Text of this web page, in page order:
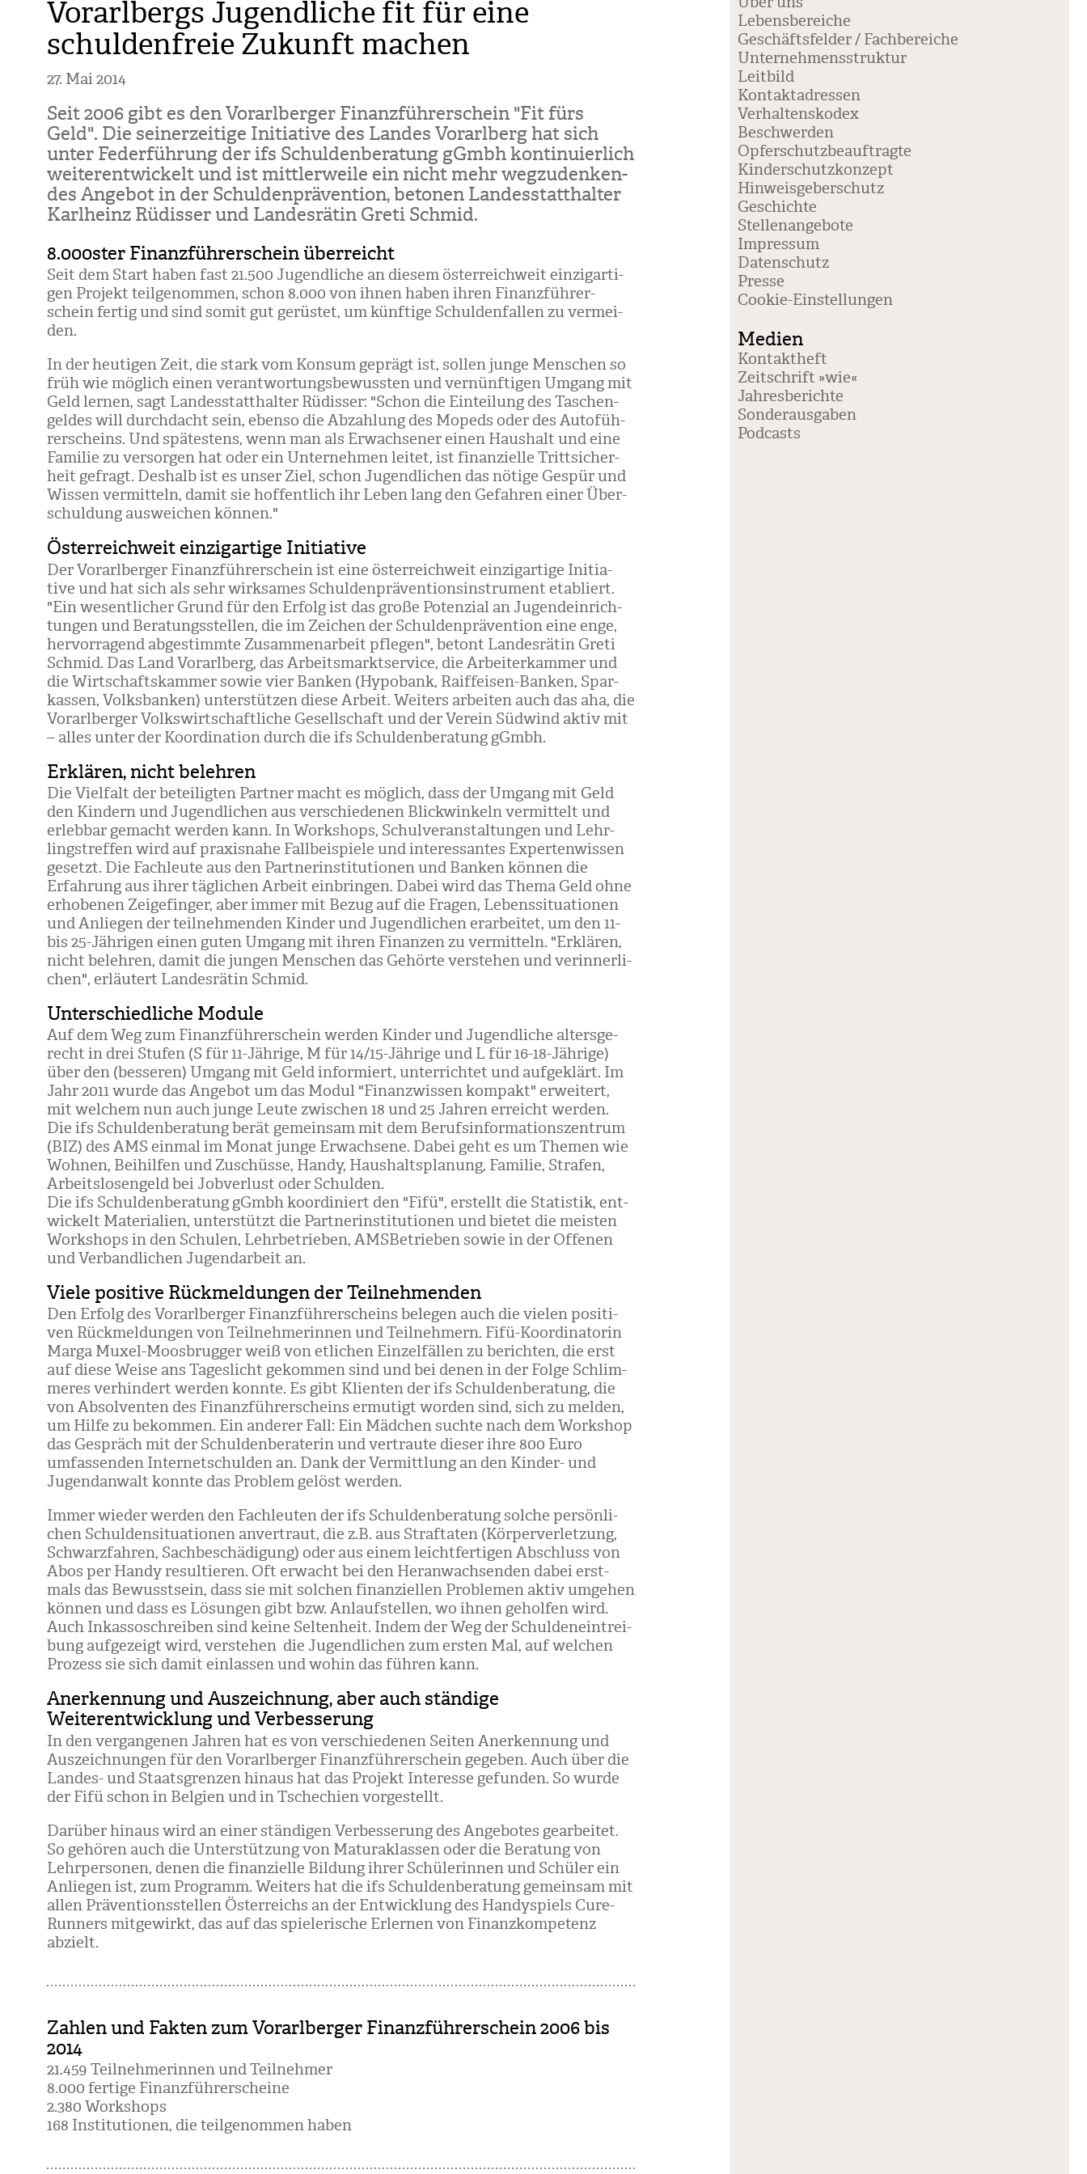
Vorarlbergs Jugendliche fit für eine
schuldenfreie Zukunft machen
27. Mai 2014
Seit 2006 gibt es den Vor­arl­ber­ger Finanz­füh­rer­schein "Fit fürs
Geld". Die sei­ner­zei­tige Initia­tive des Lan­des Vor­arl­berg hat sich
unter Feder­füh­rung der ifs Schul­den­be­ra­tung gGmbh kon­ti­nu­ier­lich
wei­ter­ent­wi­ckelt und ist mitt­ler­weile ein nicht mehr weg­zu­den­ken­
des Ange­bot in der Schul­den­prä­ven­tion, beto­nen Lan­des­statt­hal­ter
Karl­heinz Rüdis­ser und Lan­des­rä­tin Greti Schmid.
8.000ster Finanzführerschein überreicht
Seit dem Start haben fast 21.500 Jugend­li­che an die­sem öster­reich­weit ein­zig­ar­ti­
gen Pro­jekt teil­ge­nom­men, schon 8.000 von ihnen haben ihren Finanz­füh­rer­
schein fer­tig und sind somit gut gerüs­tet, um künf­tige Schul­den­fal­len zu ver­mei­
den.
In der heu­ti­gen Zeit, die stark vom Kon­sum geprägt ist, sol­len junge Men­schen so
früh wie mög­lich einen ver­ant­wor­tungs­be­wuss­ten und ver­nünf­ti­gen Umgang mit
Geld ler­nen, sagt Lan­des­statt­hal­ter Rüdis­ser: "Schon die Ein­tei­lung des Taschen­
gel­des will durch­dacht sein, ebenso die Abzah­lung des Mopeds oder des Auto­füh­
rer­scheins. Und spä­tes­tens, wenn man als Erwach­se­ner einen Haus­halt und eine
Fami­lie zu ver­sor­gen hat oder ein Unter­neh­men lei­tet, ist finan­zi­elle Tritt­si­cher­
heit gefragt. Des­halb ist es unser Ziel, schon Jugend­li­chen das nötige Gespür und
Wis­sen ver­mit­teln, damit sie hof­fent­lich ihr Leben lang den Gefah­ren einer Über­
schul­dung aus­wei­chen kön­nen."
Österreichweit einzigartige Initiative
Der Vor­arl­ber­ger Finanz­füh­rer­schein ist eine öster­reich­weit ein­zig­ar­tige Initia­
tive und hat sich als sehr wirk­sa­mes Schul­den­prä­ven­ti­ons­in­stru­ment eta­bliert.
"Ein wesent­li­cher Grund für den Erfolg ist das große Poten­zial an Jugend­ein­rich­
tun­gen und Bera­tungs­stel­len, die im Zei­chen der Schul­den­prä­ven­tion eine enge,
her­vor­ra­gend abge­stimmte Zusam­men­ar­beit pfle­gen", betont Lan­des­rä­tin Greti
Schmid. Das Land Vor­arl­berg, das Arbeits­markt­ser­vice, die Arbei­ter­kam­mer und
die Wirt­schafts­kam­mer sowie vier Ban­ken (Hypo­bank, Raiff­ei­sen-Ban­ken, Spar­
kas­sen, Volks­ban­ken) unter­stüt­zen diese Arbeit. Wei­ters arbei­ten auch das aha, die
Vor­arl­ber­ger Volks­wirt­schaft­li­che Gesell­schaft und der Ver­ein Süd­wind aktiv mit
– alles unter der Koor­di­na­tion durch die ifs Schul­den­be­ra­tung gGmbh.
Erklären, nicht belehren
Die Viel­falt der betei­lig­ten Part­ner macht es mög­lich, dass der Umgang mit Geld
den Kin­dern und Jugend­li­chen aus ver­schie­de­nen Blick­win­keln ver­mit­telt und
erleb­bar gemacht wer­den kann. In Work­shops, Schul­ver­an­stal­tun­gen und Lehr­
lings­tref­fen wird auf pra­xis­nahe Fall­bei­spiele und inter­es­san­tes Exper­ten­wis­sen
gesetzt. Die Fach­leute aus den Part­ner­in­sti­tu­tio­nen und Ban­ken kön­nen die
Erfah­rung aus ihrer täg­li­chen Arbeit ein­brin­gen. Dabei wird das Thema Geld ohne
erho­be­nen Zei­ge­fin­ger, aber immer mit Bezug auf die Fra­gen, Lebens­si­tua­tio­nen
und Anlie­gen der teil­neh­men­den Kin­der und Jugend­li­chen erar­bei­tet, um den 11-
bis 25-Jäh­ri­gen einen guten Umgang mit ihren Finan­zen zu ver­mit­teln. "Erklä­ren,
nicht beleh­ren, damit die jun­gen Men­schen das Gehörte ver­ste­hen und ver­in­ner­li­
chen", erläu­tert Lan­des­rä­tin Schmid.
Unterschiedliche Module
Auf dem Weg zum Finanz­füh­rer­schein wer­den Kin­der und Jugend­li­che alters­ge­
recht in drei Stu­fen (S für 11-Jäh­rige, M für 14/​15-Jäh­rige und L für 16-18-Jäh­rige)
über den (bes­se­ren) Umgang mit Geld infor­miert, unter­rich­tet und auf­ge­klärt. Im
Jahr 2011 wurde das Ange­bot um das Modul "Finanz­wis­sen kom­pakt" erwei­tert,
mit wel­chem nun auch junge Leute zwi­schen 18 und 25 Jah­ren erreicht wer­den.
Die ifs Schul­den­be­ra­tung berät gemein­sam mit dem Berufs­in­for­ma­ti­ons­zen­trum
(BIZ) des AMS ein­mal im Monat junge Erwach­sene. Dabei geht es um The­men wie
Woh­nen, Bei­hil­fen und Zuschüsse, Handy, Haus­halts­pla­nung, Fami­lie, Stra­fen,
Arbeits­lo­sen­geld bei Job­ver­lust oder Schul­den.
Die ifs Schul­den­be­ra­tung gGmbh koor­di­niert den "Fifü", erstellt die Sta­tis­tik, ent­
wi­ckelt Mate­ria­lien, unter­stützt die Part­ner­in­sti­tu­tio­nen und bie­tet die meis­ten
Work­shops in den Schu­len, Lehr­be­trie­ben, AMS­Be­trie­ben sowie in der Offe­nen
und Ver­band­li­chen Jugend­ar­beit an.
Viele positive Rückmeldungen der Teilnehmenden
Den Erfolg des Vor­arl­ber­ger Finanz­füh­rer­scheins bele­gen auch die vie­len posi­ti­
ven Rück­mel­dun­gen von Teil­neh­me­rin­nen und Teil­neh­mern. Fifü-Koor­di­na­to­rin
Marga Muxel-Moos­brug­ger weiß von etli­chen Ein­zel­fäl­len zu berich­ten, die erst
auf diese Weise ans Tages­licht gekom­men sind und bei denen in der Folge Schlim­
me­res ver­hin­dert wer­den konnte. Es gibt Kli­en­ten der ifs Schul­den­be­ra­tung, die
von Absol­ven­ten des Finanz­füh­rer­scheins ermu­tigt wor­den sind, sich zu mel­den,
um Hilfe zu bekom­men. Ein ande­rer Fall: Ein Mäd­chen suchte nach dem Work­shop
das Gespräch mit der Schul­den­be­ra­te­rin und ver­traute die­ser ihre 800 Euro
umfas­sen­den Inter­net­schul­den an. Dank der Ver­mitt­lung an den Kin­der- und
Jugend­an­walt konnte das Pro­blem gelöst wer­den.
Immer wie­der wer­den den Fach­leu­ten der ifs Schul­den­be­ra­tung sol­che per­sön­li­
chen Schul­den­si­tua­tio­nen anver­traut, die z.B. aus Straf­ta­ten (Kör­per­ver­let­zung,
Schwarz­fah­ren, Sach­be­schä­di­gung) oder aus einem leicht­fer­ti­gen Abschluss von
Abos per Handy resul­tie­ren. Oft erwacht bei den Her­an­wach­sen­den dabei erst­
mals das Bewusst­sein, dass sie mit sol­chen finan­zi­el­len Pro­ble­men aktiv umge­hen
kön­nen und dass es Lösun­gen gibt bzw. Anlauf­stel­len, wo ihnen gehol­fen wird.
Auch Inkas­so­schrei­ben sind keine Sel­ten­heit. Indem der Weg der Schul­den­ein­trei­
bung auf­ge­zeigt wird, ver­ste­hen die Jugend­li­chen zum ers­ten Mal, auf wel­chen
Pro­zess sie sich damit ein­las­sen und wohin das füh­ren kann.
Anerkennung und Auszeichnung, aber auch ständige
Weiterentwicklung und Verbesserung
In den ver­gan­ge­nen Jah­ren hat es von ver­schie­de­nen Sei­ten Aner­ken­nung und
Aus­zeich­nun­gen für den Vor­arl­ber­ger Finanz­füh­rer­schein gege­ben. Auch über die
Lan­des- und Staats­gren­zen hin­aus hat das Pro­jekt Inter­esse gefun­den. So wurde
der Fifü schon in Bel­gien und in Tsche­chien vor­ge­stellt.
Dar­über hin­aus wird an einer stän­di­gen Ver­bes­se­rung des Ange­bo­tes gear­bei­tet.
So gehö­ren auch die Unter­stüt­zung von Matu­ra­klas­sen oder die Bera­tung von
Lehr­per­so­nen, denen die finan­zi­elle Bil­dung ihrer Schü­le­rin­nen und Schü­ler ein
Anlie­gen ist, zum Pro­gramm. Wei­ters hat die ifs Schul­den­be­ra­tung gemein­sam mit
allen Prä­ven­ti­ons­stel­len Öster­reichs an der Ent­wick­lung des Han­dy­spiels Cure-
Run­ners mit­ge­wirkt, das auf das spie­le­ri­sche Erler­nen von Finanz­kom­pe­tenz
abzielt.
Zahlen und Fakten zum Vorarlberger Finanzführerschein 2006 bis
2014
21.459 Teil­neh­me­rin­nen und Teil­neh­mer
8.000 fer­tige Finanz­füh­rer­scheine
2.380 Work­shops
168 Insti­tu­tio­nen, die teil­ge­nom­men haben
Lebensbereiche
Geschäftsfelder / Fachbereiche
Unternehmensstruktur
Leitbild
Kontaktadressen
Verhaltenskodex
Beschwerden
Opferschutzbeauftragte
Kinderschutzkonzept
Hinweisgeberschutz
Geschichte
Stellenangebote
Impressum
Datenschutz
Presse
Coo­kie-Ein­stel­lun­gen
Medien
Kontaktheft
Zeitschrift »wie«
Jahresberichte
Sonderausgaben
Podcasts